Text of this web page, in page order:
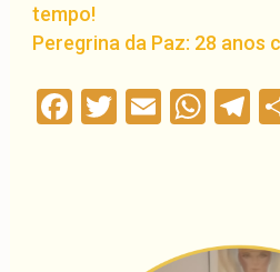
tempo!
Peregrina da Paz: 28 anos
Facebook
Twitter
Email